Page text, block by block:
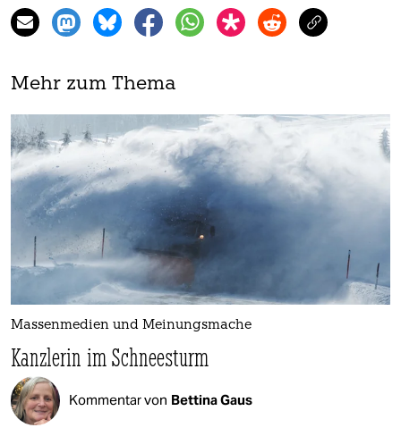
Mehr zum Thema
Massenmedien und Meinungsmache
Kanzlerin im Schneesturm
Kommentar von Bettina Gaus